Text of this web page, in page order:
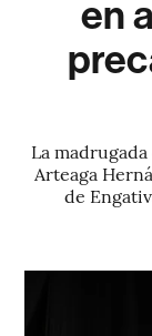
en
La
Arteaga
de